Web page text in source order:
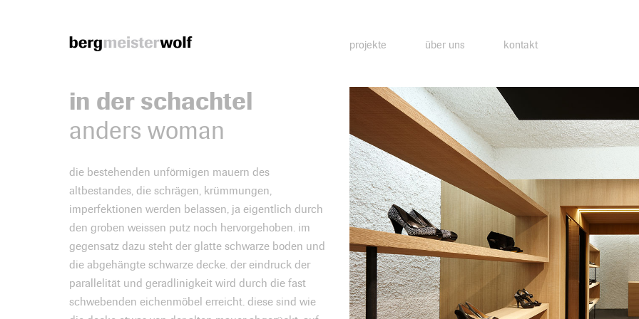
projekte über uns kontakt
in der schachtel
anders woman
die bestehenden unförmigen mauern des
altbestandes, die schrägen, krümmungen,
imperfektionen werden belassen, ja eigentlich durch
den groben weissen putz noch hervorgehoben. im
gegensatz dazu steht der glatte schwarze boden und
die abgehängte schwarze decke. der eindruck der
parallelität und geradlinigkeit wird durch die fast
schwebenden eichenmöbel erreicht. diese sind wie